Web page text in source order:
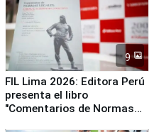
9
FIL Lima 2026: Editora Perú
presenta el libro
"Comentarios de Normas